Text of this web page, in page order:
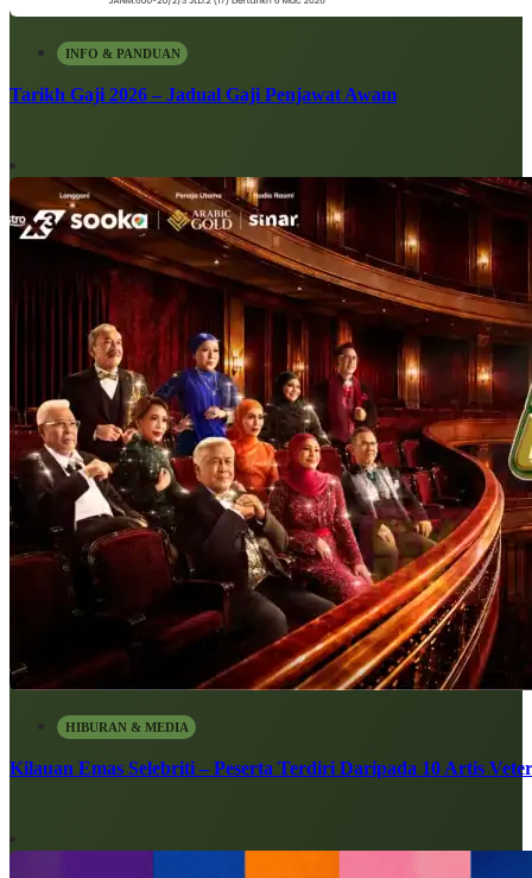
INFO & PANDUAN
Tarikh Gaji 2026 – Jadual Gaji Penjawat Awam
HIBURAN & MEDIA
Kilauan Emas Selebriti – Peserta Terdiri Daripada 10 Artis